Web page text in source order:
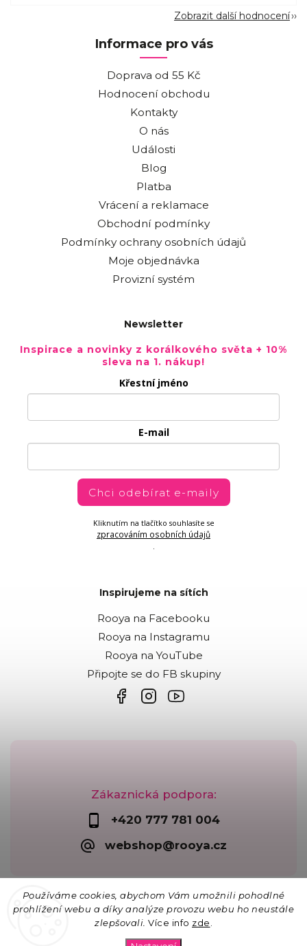
Používáme cookies, abychom Vám umožnili pohodlné
prohlížení webu a díky analýze provozu webu ho neustále
zlepšovali. Více info zde
Zobrazit další hodnocení
Zákaznická podpora:
+420 777 781 004
webshop@rooya.cz
Informace pro vás
Doprava od 55 Kč
Hodnocení obchodu
Kontakty
O nás
Události
Blog
Platba
Vrácení a reklamace
Obchodní podmínky
Podmínky ochrany osobních údajů
Moje objednávka
Provizní systém
Newsletter
Inspirace a novinky z korálkového světa + 10%
sleva na 1. nákup!
Křestní jméno
E-mail
Chci odebírat e-maily
Kliknutím na tlačítko souhlasíte se
zpracováním osobních údajů
.
Inspirujeme na sítích
Rooya na Facebooku
Rooya na Instagramu
Rooya na YouTube
Připojte se do FB skupiny